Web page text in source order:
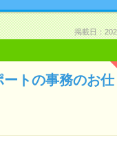
掲載日：
ートの事務のお仕